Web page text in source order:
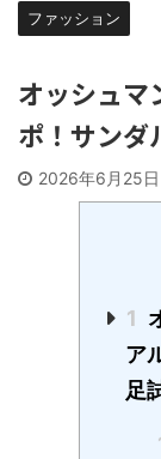
ファッション
オッシュマ
ポ！サンダ
2026年6月25日
1
ア
足